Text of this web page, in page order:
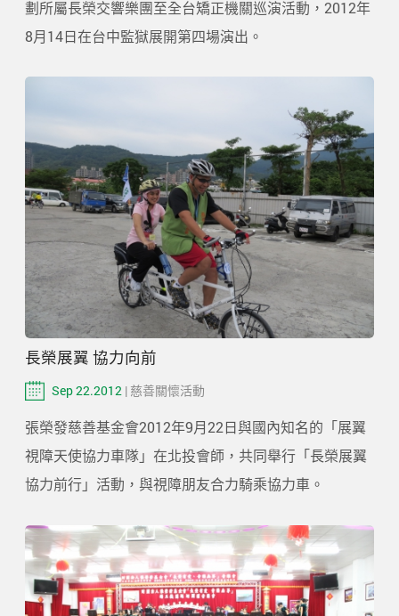
劃所屬長榮交響樂團至全台矯正機關巡演活動，2012年
8月14日在台中監獄展開第四場演出。
長榮展翼 協力向前
Sep 22.2012 | 慈善關懷活動
張榮發慈善基金會2012年9月22日與國內知名的「展翼
視障天使協力車隊」在北投會師，共同舉行「長榮展翼
協力前行」活動，與視障朋友合力騎乘協力車。